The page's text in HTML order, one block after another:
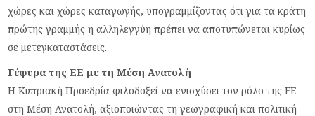
χώρες και χώρες καταγωγής, υπογραμμίζοντας ότι για τα κράτη
πρώτης γραμμής η αλληλεγγύη πρέπει να αποτυπώνεται κυρίως
σε μετεγκαταστάσεις.
Γέφυρα της ΕΕ με τη Μέση Ανατολή
Η Κυπριακή Προεδρία φιλοδοξεί να ενισχύσει τον ρόλο της ΕΕ
στη Μέση Ανατολή, αξιοποιώντας τη γεωγραφική και πολιτική